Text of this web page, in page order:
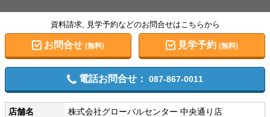
資料請求, 見学予約などのお問合せはこちらから
お問合せ (無料) 見学予約(無料)
電話お問合せ： 087-867-0011
店舗名
株式会社グローバルセンター 中央通り店